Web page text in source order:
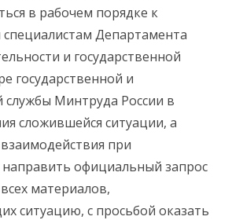
в рабочем порядке к
Департамента
и государственной
государственной и
Минтруда России в
сложившейся ситуации, а
при
официальный запрос
материалов,
ситуацию, с просьбой оказать